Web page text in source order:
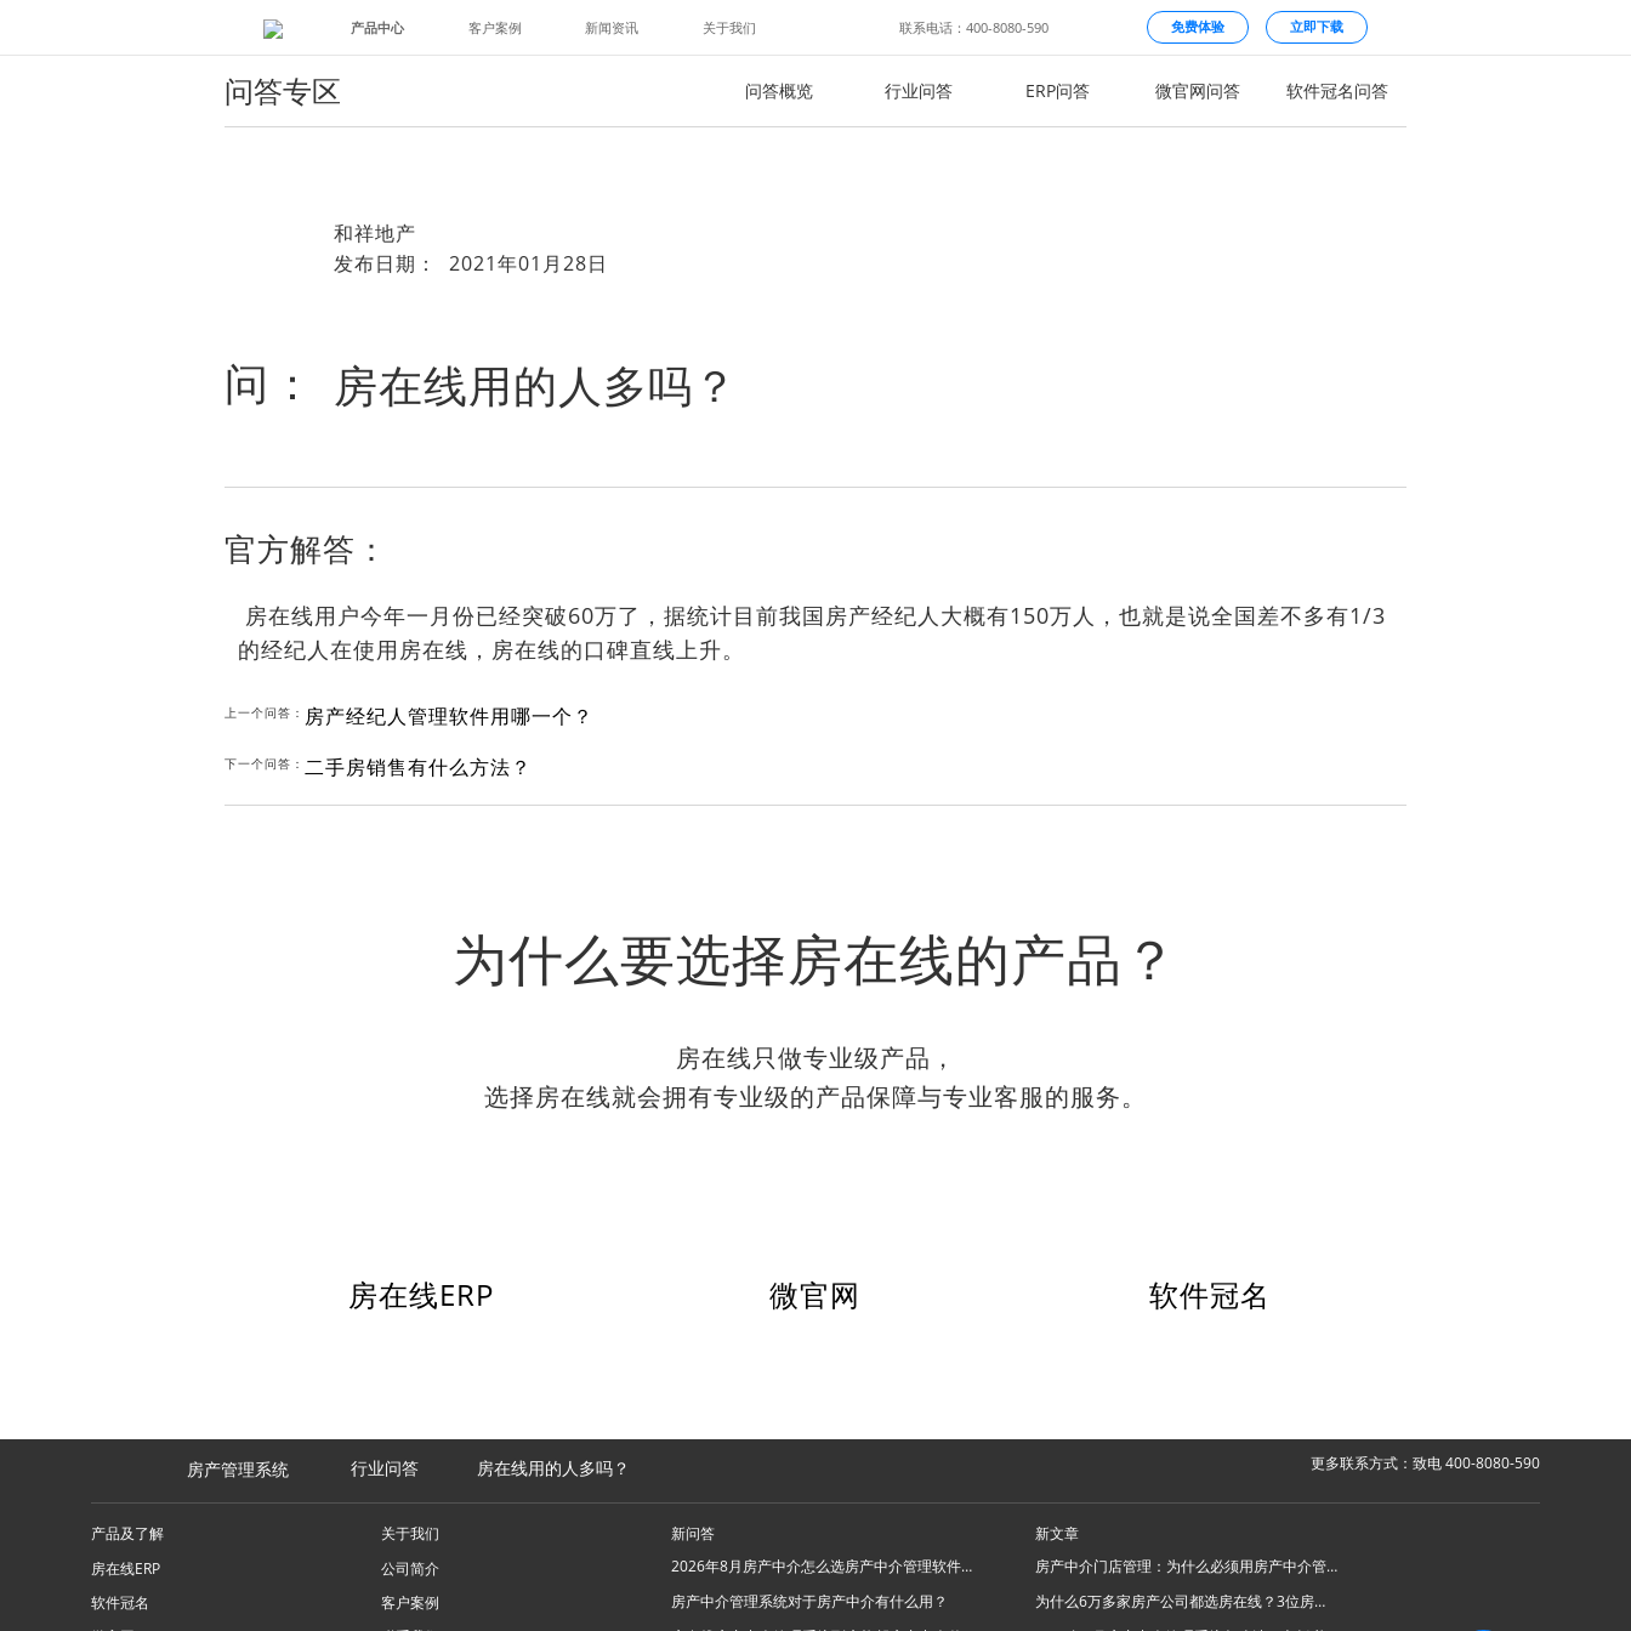
产品中心 客户案例 新闻资讯 关于我们 联系电话：400-8080-590 免费体验 立即下载
问答专区 问答概览 行业问答 ERP问答 微官网问答 软件冠名问答
和祥地产
发布日期： 2021年01月28日
问： 房在线用的人多吗？
官方解答：
房在线用户今年一月份已经突破60万了，据统计目前我国房产经纪人大概有150万人，也就是说全国差不多有1/3
的经纪人在使用房在线，房在线的口碑直线上升。
上一个问答： 房产经纪人管理软件用哪一个？
下一个问答： 二手房销售有什么方法？
为什么要选择房在线的产品？
房在线只做专业级产品，
选择房在线就会拥有专业级的产品保障与专业客服的服务。
房在线ERP 微官网 软件冠名
房产管理系统 行业问答 房在线用的人多吗？ 更多联系方式：致电 400-8080-590
产品及了解
房在线ERP
软件冠名
关于我们
公司简介
客户案例
新问答
2026年8月房产中介怎么选房产中介管理软件系统？
房产中介管理系统对于房产中介有什么用？
新文章
房产中介门店管理：为什么必须用房产中介管理系统？
为什么6万多家房产公司都选房在线？3位房产中介老板的真实心声